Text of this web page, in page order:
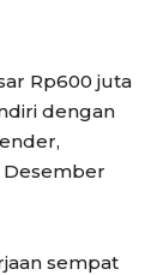
Rp600 juta
dengan
Desember
sempat